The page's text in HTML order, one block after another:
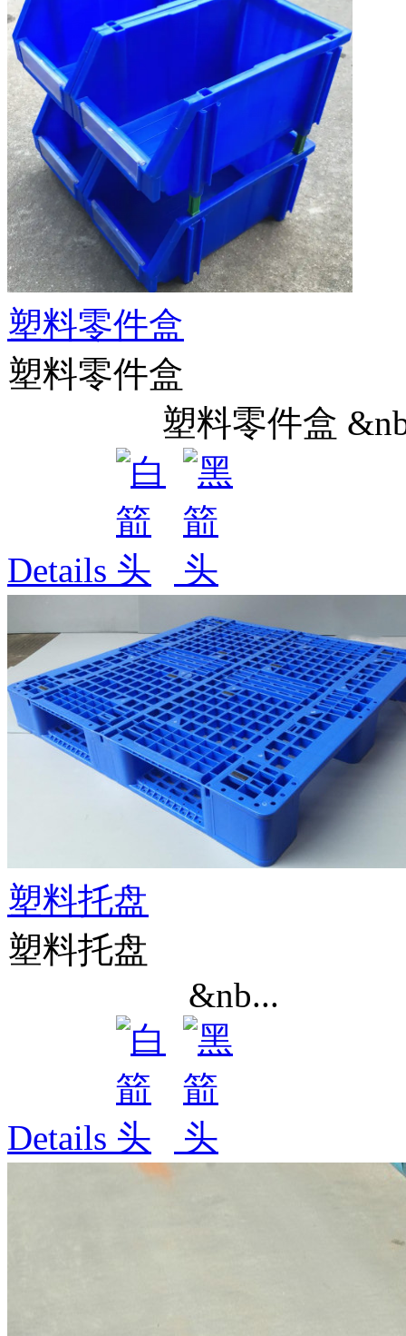
塑料零件盒
塑料零件盒
塑料零件盒
Details
塑料托盘
塑料托盘
&nb...
Details